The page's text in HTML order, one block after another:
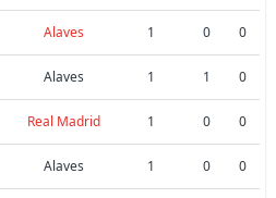
Alaves 1 0
0
Alaves 1 1 0
Real Madrid 1 0 0
Alaves 1 0 0